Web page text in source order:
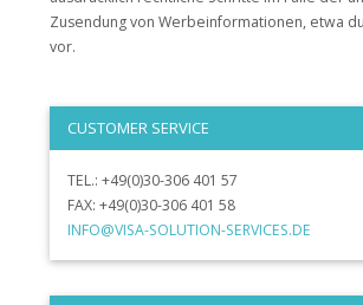
Zusendung von Werbeinformationen, etwa
vor.
CUSTOMER SERVICE
TEL.: +49(0)30-306 401 57
FAX: +49(0)30-306 401 58
INFO@VISA-SOLUTION-SERVICES.DE